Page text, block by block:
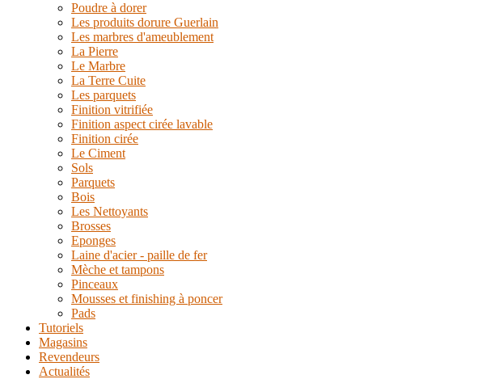
Poudre à dorer
Les produits dorure Guerlain
Les marbres d'ameublement
La Pierre
Le Marbre
La Terre Cuite
Les parquets
Finition vitrifiée
Finition aspect cirée lavable
Finition cirée
Le Ciment
Sols
Parquets
Bois
Les Nettoyants
Brosses
Eponges
Laine d'acier - paille de fer
Mèche et tampons
Pinceaux
Mousses et finishing à poncer
Pads
Tutoriels
Magasins
Revendeurs
Actualités